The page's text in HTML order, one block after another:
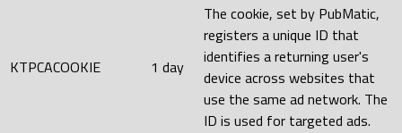
KTPCACOOKIE 1 day
The cookie, set by PubMatic,
registers a unique ID that
identifies a returning user's
device across websites that
use the same ad network. The
ID is used for targeted ads.